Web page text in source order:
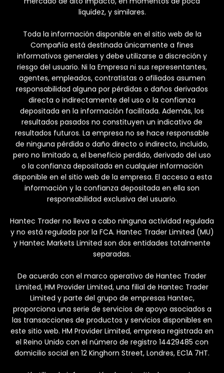
liquidez, y similares.
Toda la información disponible en el sitio web de la
Compañía está destinada únicamente a fines
informativos generales y debe utilizarse a discreción y
riesgo del usuario. Ni la Empresa ni sus representantes,
agentes, empleados, contratistas o afiliados asumen
responsabilidad alguna por pérdidas o daños derivados
directa o indirectamente del uso o la confianza
depositada en la información facilitada. Además, los
resultados pasados no constituyen un indicativo de
resultados futuros. La empresa no se hace responsable
de ninguna pérdida o daño directo o indirecto, incluido,
pero no limitado a, el beneficio perdido, derivado del uso
o la confianza depositada en cualquier información
disponible en el sitio web de la empresa. El acceso a esta
información y la confianza depositada en ella son
responsabilidad exclusiva del usuario.
Hantec Trader no lleva a cabo ninguna actividad regulada
y no está regulada por la FCA. Hantec Trader Limited (MU)
y Hantec Markets Limited son dos entidades totalmente
separadas.
De acuerdo con el marco operativo de Hantec Trader
Limited, HM Provider Limited, una filial de Hantec Trader
Limited y parte del grupo de empresas Hantec,
proporciona una serie de servicios de apoyo asociados a
las transacciones de productos y servicios disponibles en
este sitio web. HM Provider Limited, empresa registrada en
el Reino Unido con el número de registro 14429485 con
domicilio social en 12 Kinghorn Street, Londres, EC1A 7HT.